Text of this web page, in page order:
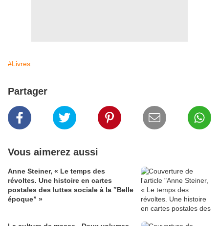
#Livres
Partager
Vous aimerez aussi
Anne Steiner, « Le temps des
révoltes. Une histoire en cartes
postales des luttes sociale à la ‟Belle
époque” »